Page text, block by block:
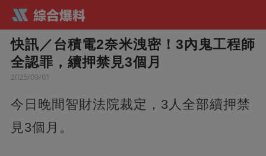
快訊／台積電2奈米洩密！3內鬼工程師
全認罪，續押禁見3個月
2025/09/01
今日晚間智財法院裁定，3人全部續押禁
見3個月。